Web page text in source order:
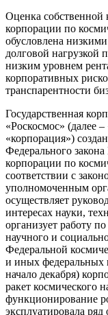
Оценка собственной
корпорации по
обусловлена
долговой нагрузкой
низким уровнем
корпоративных
транспарентности
Государственная
«Роскосмос» (далее
«корпорация»)
Федерального
корпорации по
соответствии с
уполномоченным
осуществляет
интересах науки,
организует работу
научного и
Федеральной
и иных федеральных
начало декабря)
ракет космического
функционирование
эксплуатировала